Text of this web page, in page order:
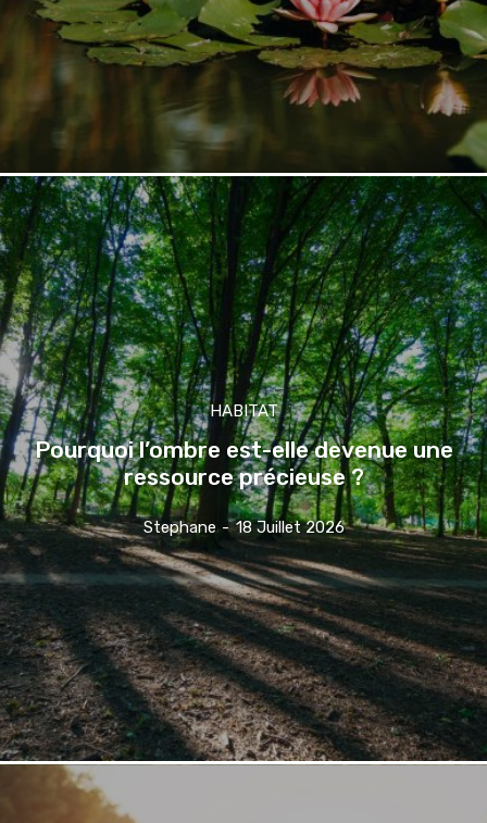
HABITAT
Pourquoi l’ombre est-elle devenue une
ressource précieuse ?
Stephane - 18 Juillet 2026